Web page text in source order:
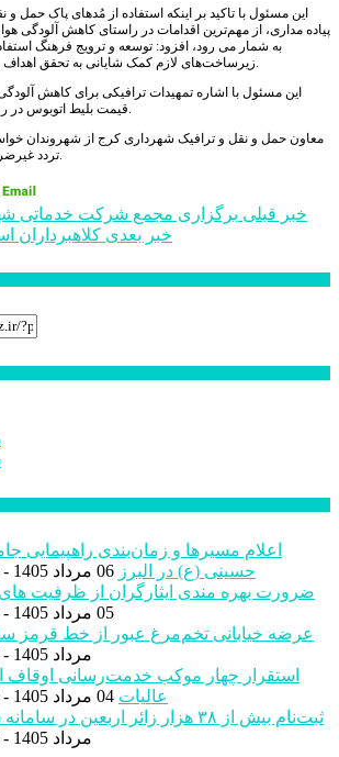
این مسئول با تاکید بر اینکه استفاده از مُدهای پاک حمل
پیاده مداری، از مهم‌ترین اقدامات در راستای کاهش آلودگی
به شمار می رود، افزود: توسعه و ترویج فرهنگ
زیرساخت‌های لازم کمک شایانی به تحقق اهداف مدنظر در این بخش می کند.
این مسئول با اشاره تمهیدات ترافیکی برای کاهش
قیمت بلیط اتوبوس در روزهای آلوده نیم بها می‌شود.
معاون حمل و نقل و ترافیک شهرداری کرج از شهروندان
تردد غیرضروری در شهر خودداری کنند.
خبر قبلی برگزاری مجمع شرکت خدماتی
خبر بعدی کلاهبرداران
اعلام مسیرها و زمان‌بندی راهپیمایی
حسینی (ع) در البرز 06 مرداد 1405 - 28 ژوئیه 2026
ضرورت بهره مندی ایثارگران از ظرفیت
05 مرداد 1405 - 27 ژوئیه 2026
عرضه خیابانی تخم‌مرغ عبور از خط قرمز
مرداد 1405 - 27 ژوئیه 2026
استقرار چهار موکب خدمت‌رسانی اوقاف
عالیات 04 مرداد 1405 - 26 ژوئیه 2026
ثبت‌نام بیش از ٣٨ هزار زائر اربعین در سامانه سماح البرز
مرداد 1405 - 25 ژوئیه 2026